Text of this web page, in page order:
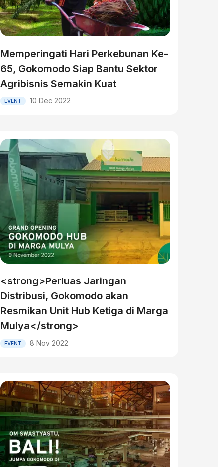
Memperingati Hari Perkebunan Ke-
65, Gokomodo Siap Bantu Sektor
Agribisnis Semakin Kuat
EVENT 10 Dec 2022
<strong>Perluas Jaringan
Distribusi, Gokomodo akan
Resmikan Unit Hub Ketiga di Marga
Mulya</strong>
EVENT 8 Nov 2022